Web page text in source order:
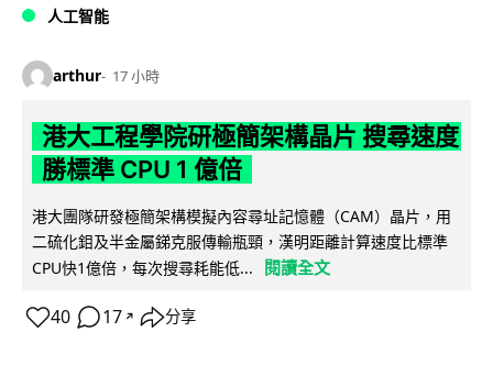
人工智能
arthur 17 小時
港大工程學院研極簡架構晶片 搜尋速度
勝標準 CPU 1 億倍
港大團隊研發極簡架構模擬內容尋址記憶體（CAM）晶片，用
二硫化鉬及半金屬銻克服傳輸瓶頸，漢明距離計算速度比標準
CPU快1億倍，每次搜尋耗能低...
閱讀全文
40 17 ↗ 分享